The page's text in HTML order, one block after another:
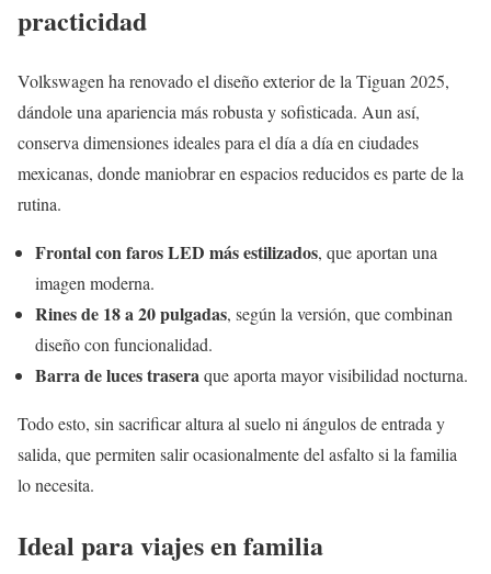
practicidad
Volkswagen ha renovado el diseño exterior de la Tiguan 2025,
dándole una apariencia más robusta y sofisticada. Aun así,
conserva dimensiones ideales para el día a día en ciudades
mexicanas, donde maniobrar en espacios reducidos es parte de la
rutina.
Frontal con faros LED más estilizados, que aportan una
imagen moderna.
Rines de 18 a 20 pulgadas, según la versión, que combinan
diseño con funcionalidad.
Barra de luces traseraque aporta mayor visibilidad nocturna.
Todo esto, sin sacrificar altura al suelo ni ángulos de entrada y
salida, que permiten salir ocasionalmente del asfalto si la familia
lo necesita.
Ideal para viajes en familia